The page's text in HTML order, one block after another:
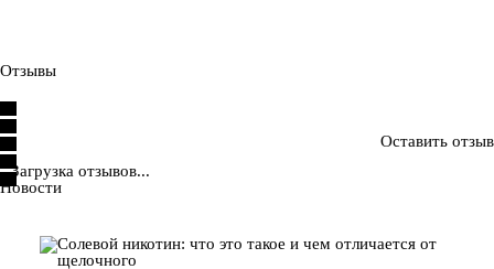
Отзывы
Оставить отзыв
Загрузка отзывов...
Новости